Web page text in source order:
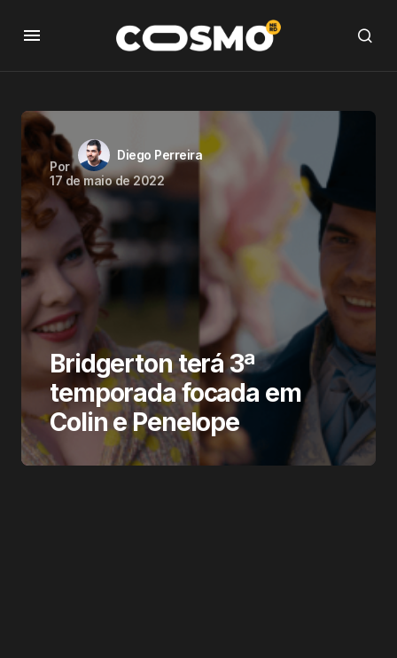
Por
Diego Perreira
17 de maio de 2022
Bridgerton terá 3ª
temporada focada em
Colin e Penelope